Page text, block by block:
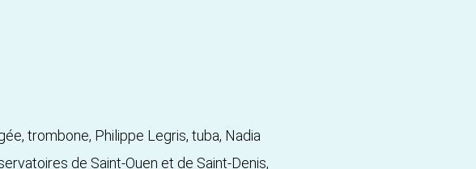
trombone, Philippe Legris, tuba, Nadia
de Saint-Ouen et de Saint-Denis,